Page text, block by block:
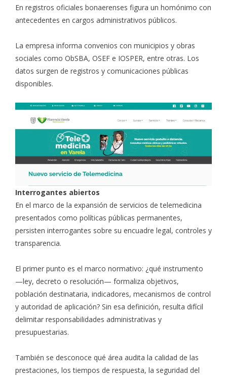
En registros oficiales bonaerenses figura un homónimo con
antecedentes en cargos administrativos públicos.
La empresa informa convenios con municipios y obras
sociales como ObSBA, OSEF e IOSPER, entre otras. Los
datos surgen de registros y comunicaciones públicas
disponibles.
Interrogantes abiertos
En el marco de la expansión de servicios de telemedicina
presentados como políticas públicas permanentes,
persisten interrogantes sobre su encuadre legal, controles y
transparencia.
El primer punto es el marco normativo: ¿qué instrumento
—ley, decreto o resolución— formaliza objetivos,
población destinataria, indicadores, mecanismos de control
y autoridad de aplicación? Sin esa definición, resulta difícil
delimitar responsabilidades administrativas y
presupuestarias.
También se desconoce qué área audita la calidad de las
prestaciones, los tiempos de respuesta, la seguridad del